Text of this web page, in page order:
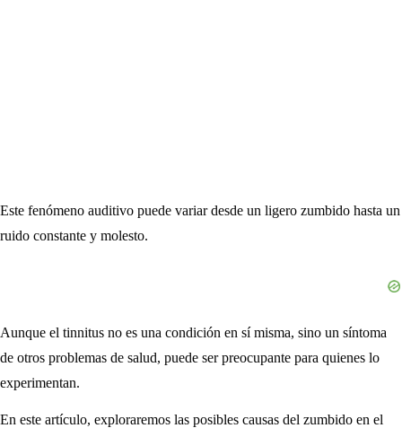
Este fenómeno auditivo puede variar desde un ligero zumbido hasta un
ruido constante y molesto.
Aunque el tinnitus no es una condición en sí misma, sino un síntoma
de otros problemas de salud, puede ser preocupante para quienes lo
experimentan.
En este artículo, exploraremos las posibles causas del zumbido en el